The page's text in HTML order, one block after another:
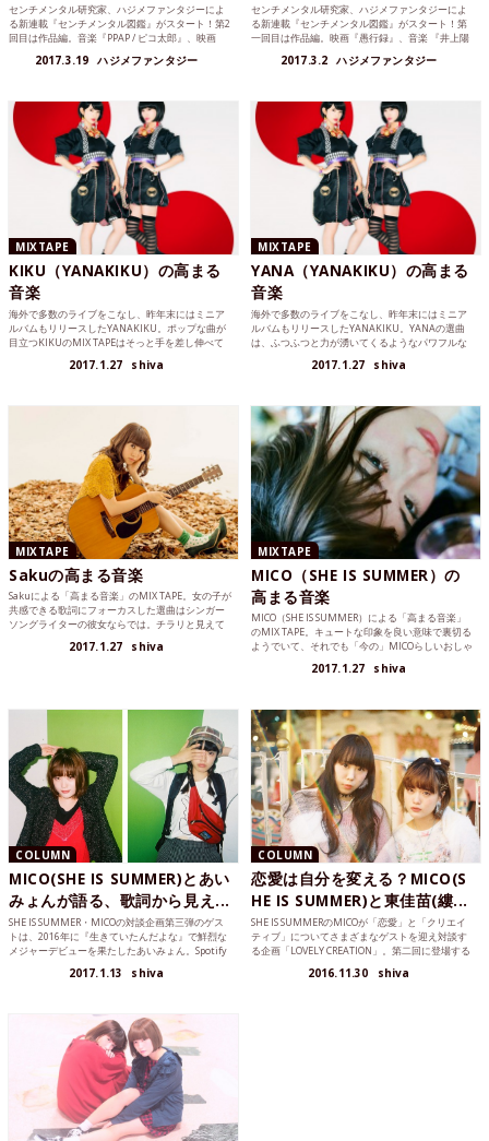
センチメンタル研究家、ハジメファンタジーによ
る新連載『センチメンタル図鑑』がスタート！第2
回目は作品編。音楽『PPAP / ピコ太郎』、映画
お』をセンチメンタル観点で採点！
2017.3.19 ハジメファンタジー
センチメンタル研究家、ハジメファンタジーによ
る新連載『センチメンタル図鑑』がスタート！第
一回目は作品編。映画『愚行録』、音楽 『井上陽
いく (新ウォーリーのえほん) マーティン ハンドフ
2017.3.2 ハジメファンタジー
MIXTAPE
KIKU（YANAKIKU）の高まる
音楽
海外で多数のライブをこなし、昨年末にはミニア
ルバムもリリースしたYANAKIKU。ポップな曲が
目立つKIKUのMIX TAPEはそっと手を差し伸べて
2017.1.27 shiva
MIXTAPE
YANA（YANAKIKU）の高まる
音楽
海外で多数のライブをこなし、昨年末にはミニア
ルバムもリリースしたYANAKIKU。YANAの選曲
は、ふつふつと力が湧いてくるようなパワフルな
2017.1.27 shiva
MIXTAPE
Sakuの高まる音楽
Sakuによる「高まる音楽」のMIX TAPE。女の子が
共感できる歌詞にフォーカスした選曲はシンガー
ソングライターの彼女ならでは。チラリと見えて
2017.1.27 shiva
MIXTAPE
MICO（SHE IS SUMMER）の
高まる音楽
MICO（SHE IS SUMMER）による「高まる音楽」
のMIX TAPE。キュートな印象を良い意味で裏切る
ようでいて、それでも「今の」MICOらしいおしゃ
2017.1.27 shiva
COLUMN
MICO(SHE IS SUMMER)とあい
みょんが語る、歌詞から見え...
SHE IS SUMMER・MICOの対談企画第三弾のゲス
トは、2016年に『生きていたんだよな』で鮮烈な
メジャーデビューを果たしたあいみょん。Spotify
ト」にyahyelやビッケブランカらとともに選出さ
り、今回は主に恋愛と作詞についての話題に。
2017.1.13 shiva
COLUMN
恋愛は自分を変える？MICO(S
HE IS SUMMER)と東佳苗(縷...
SHE IS SUMMERのMICOが「恋愛」と「クリエイ
ティブ」についてさまざまなゲストを迎え対談す
る企画「LOVELY CREATION」。第二回に登場する
組.incや大森靖子、LADYBABYなどの衣装を手が
2016.11.30 shiva